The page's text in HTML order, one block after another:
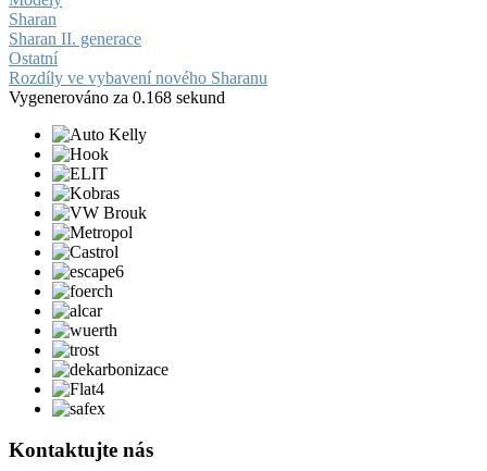
Sharan
Sharan II. generace
Ostatní
Rozdíly ve vybavení nového Sharanu
Vygenerováno za 0.168 sekund
Kontaktujte nás